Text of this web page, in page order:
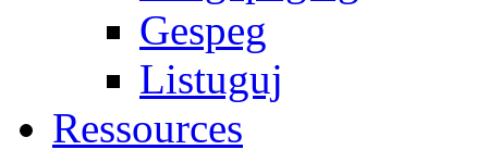
Gespeg
Listuguj
Ressources